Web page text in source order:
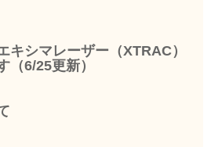
シマレーザー（XTRAC）
（6/25更新）